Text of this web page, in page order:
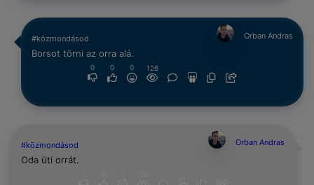
#közmondásod Orban Andras
Borsot törni az orra alá.
0 0 0 126
#közmondásod Orban Andras
Oda üti orrát.